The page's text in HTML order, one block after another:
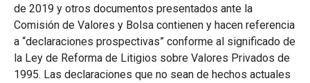
de 2019 y otros documentos presentados ante la
Comisión de Valores y Bolsa contienen y hacen referencia
a “declaraciones prospectivas” conforme al significado de
la Ley de Reforma de Litigios sobre Valores Privados de
1995. Las declaraciones que no sean de hechos actuales